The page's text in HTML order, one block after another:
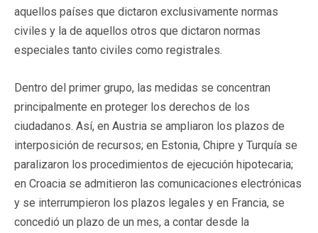
aquellos países que dictaron exclusivamente normas
civiles y la de aquellos otros que dictaron normas
especiales tanto civiles como registrales.
Dentro del primer grupo, las medidas se concentran
principalmente en proteger los derechos de los
ciudadanos. Así, en Austria se ampliaron los plazos de
interposición de recursos; en Estonia, Chipre y Turquía se
paralizaron los procedimientos de ejecución hipotecaria;
en Croacia se admitieron las comunicaciones electrónicas
y se interrumpieron los plazos legales y en Francia, se
concedió un plazo de un mes, a contar desde la